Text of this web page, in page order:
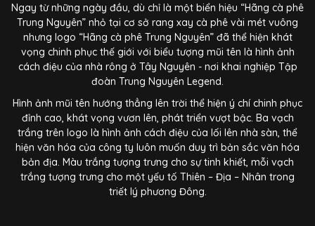
Ngay từ những ngày đầu, dù chỉ là một biển hiệu “Hãng cà phê
Trung Nguyên” nhỏ tại cơ sở rang xay cà phê vài mét vuông
nhưng logo “Hãng cà phê Trung Nguyên” đã thể hiện khát
vọng chinh phục thế giới với biểu tượng mũi tên là hình ảnh
cách điệu của nhà rông ở Tây Nguyên - nơi khai nghiệp Tập
đoàn Trung Nguyên Legend.
Hình ảnh mũi tên hướng thẳng lên trời thể hiện ý chí chinh phục
đỉnh cao, khát vọng vươn lên, phát triển vượt bậc. Ba vạch
trắng trên logo là hình ảnh cách điệu của lối lên nhà sàn, thể
hiện văn hóa của công ty luôn muốn duy trì bản sắc văn hóa
bản địa. Màu trắng tượng trưng cho sự tinh khiết, mỗi vạch
trắng tượng trưng cho một yếu tố Thiên – Địa – Nhân trong
triết lý phương Đông.